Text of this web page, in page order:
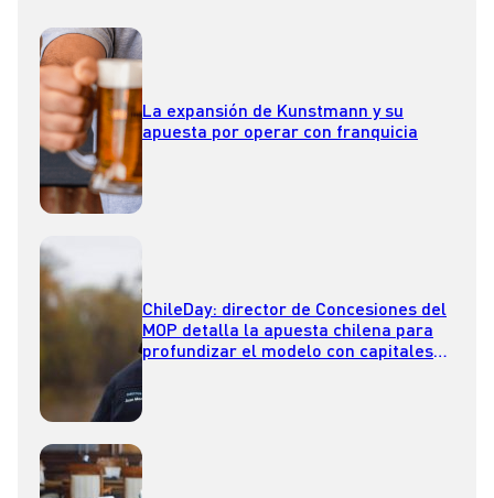
La expansión de Kunstmann y su
apuesta por operar con franquicia
ChileDay: director de Concesiones del
MOP detalla la apuesta chilena para
profundizar el modelo con capitales